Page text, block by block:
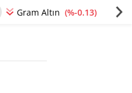
Gram Altın (%-0.13) 6487.88